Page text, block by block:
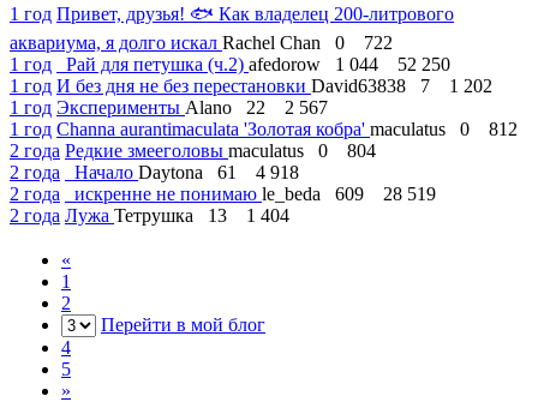
1 год Привет, друзья! 🐟 Как владелец 200-литрового
аквариума, я долго искал Rachel Chan 0
722
1 год
Рай для петушка (ч.2) afedorow 1 044
52 250
1 год И без дня не без перестановки David63838 7
1 202
1 год Эксперименты Alano 22
2 567
1 год Channa aurantimaculata 'Золотая кобра' maculatus 0
812
2 года Редкие змееголовы maculatus 0
804
2 года
Начало Daytona 61
4 918
2 года
искренне не понимаю le_beda 609
28 519
2 года Лужа Тетрушка 13 1 404
«
1
2
4
5
»
Перейти в мой блог